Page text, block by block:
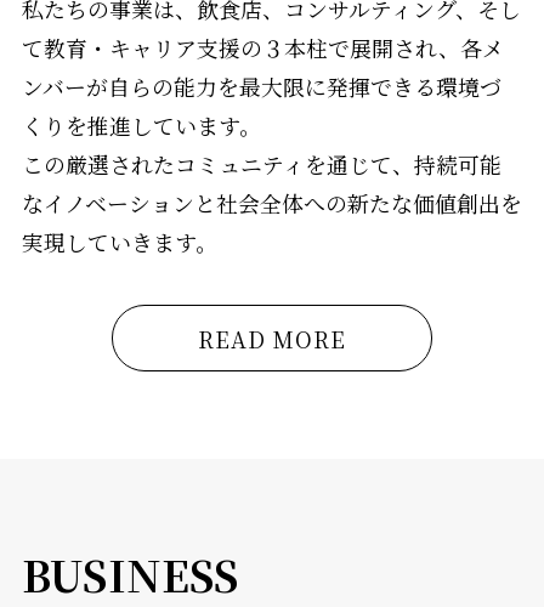
私たちの事業は、飲食店、コンサルティング、そし
て教育・キャリア支援の３本柱で展開され、各メ
ンバーが自らの能力を最大限に発揮できる環境づ
くりを推進しています。
この厳選されたコミュニティを通じて、持続可能
なイノベーションと社会全体への新たな価値創出を
実現していきます。
READ MORE
BUSINESS